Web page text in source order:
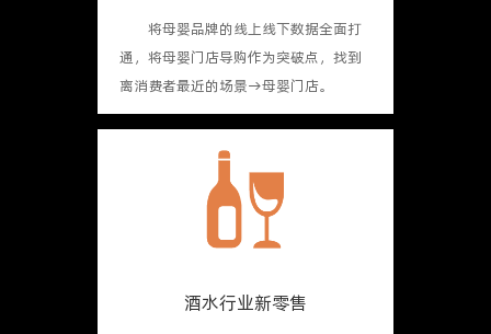
将母婴品牌的线上线下数据全面打
通，将母婴门店导购作为突破点，找到
离消费者最近的场景→母婴门店。
酒水行业新零售